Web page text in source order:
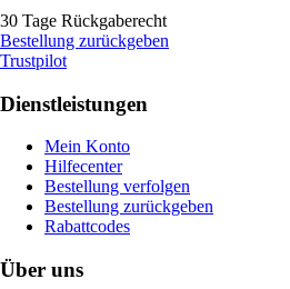
30 Tage Rückgaberecht
Bestellung zurückgeben
Trustpilot
Dienstleistungen
Mein Konto
Hilfecenter
Bestellung verfolgen
Bestellung zurückgeben
Rabattcodes
Über uns